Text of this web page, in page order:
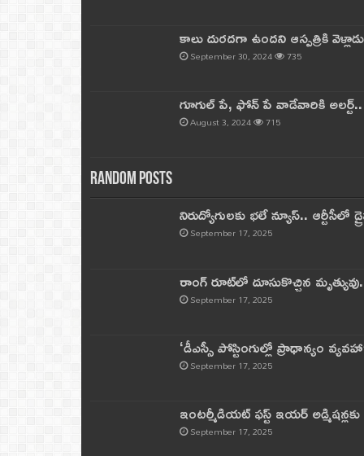
కాలు దురదగా ఉందని ఆస్పత్రికి
September 30, 2024 735
గూగుల్ పే, ఫోన్ పే వాడేవారికి
August 3, 2024 715
Random Posts
నిరుద్యోగులకు భలే న్యూస్.. ఆర్టీసీలో
September 17, 2025
రాంగ్ రూట్‌లో దూసుకొచ్చిన
September 17, 2025
‘డీఎస్సీ పోస్టింగుల్లో ప్రాధాన్యం
September 17, 2025
ఇంటర్మీడియట్ ఫస్ట్‌ ఇయర్‌
September 17, 2025